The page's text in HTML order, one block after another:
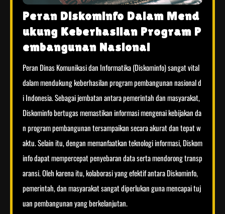
Peran Diskominfo Dalam Mend
ukung Keberhasilan Program P
embangunan Nasional
Peran Dinas Komunikasi dan Informatika (Diskominfo) sangat vital
dalam mendukung keberhasilan program pembangunan nasional d
i Indonesia. Sebagai jembatan antara pemerintah dan masyarakat,
Diskominfo bertugas memastikan informasi mengenai kebijakan da
n program pembangunan tersampaikan secara akurat dan tepat w
aktu. Selain itu, dengan memanfaatkan teknologi informasi, Diskom
info dapat mempercepat penyebaran data serta mendorong transp
aransi. Oleh karena itu, kolaborasi yang efektif antara Diskominfo,
pemerintah, dan masyarakat sangat diperlukan guna mencapai tuj
uan pembangunan yang berkelanjutan.